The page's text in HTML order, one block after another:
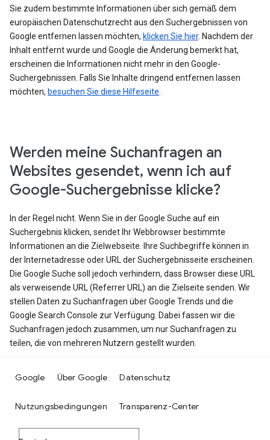
Sie zudem bestimmte Informationen über sich gemäß dem
europäischen Datenschutzrecht aus den Suchergebnissen von
Google entfernen lassen möchten, klicken Sie hier. Nachdem der
Inhalt entfernt wurde und Google die Änderung bemerkt hat,
erscheinen die Informationen nicht mehr in den Google-
Suchergebnissen. Falls Sie Inhalte dringend entfernen lassen
möchten, besuchen Sie diese Hilfeseite
Werden meine Suchanfragen an
Websites gesendet, wenn ich auf
Google-Suchergebnisse klicke?
In der Regel nicht. Wenn Sie in der Google Suche auf ein
Suchergebnis klicken, sendet Ihr Webbrowser bestimmte
Informationen an die Zielwebseite. Ihre Suchbegriffe können in
der Internetadresse oder URL der Suchergebnisseite erscheinen.
Die Google Suche soll jedoch verhindern, dass Browser diese URL
als verweisende URL (Referrer URL) an die Zielseite senden. Wir
stellen Daten zu Suchanfragen über Google Trends und die
Google Search Console zur Verfügung. Dabei fassen wir die
Suchanfragen jedoch zusammen, um nur Suchanfragen zu
teilen, die von mehreren Nutzern gestellt wurden.
Google Über Google Datenschutz
Nutzungsbedingungen Transparenz-Center